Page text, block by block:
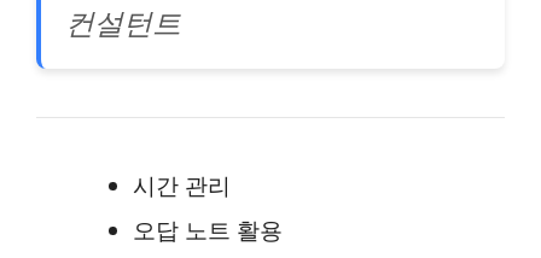
컨설턴트
시간 관리
오답 노트 활용